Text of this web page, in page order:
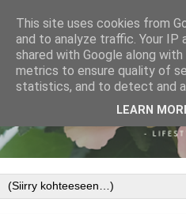
This site uses cookies from
and to analyze traffic. Your IP
shared with Google along
metrics to ensure quality of
statistics, and to detect and
LEARN